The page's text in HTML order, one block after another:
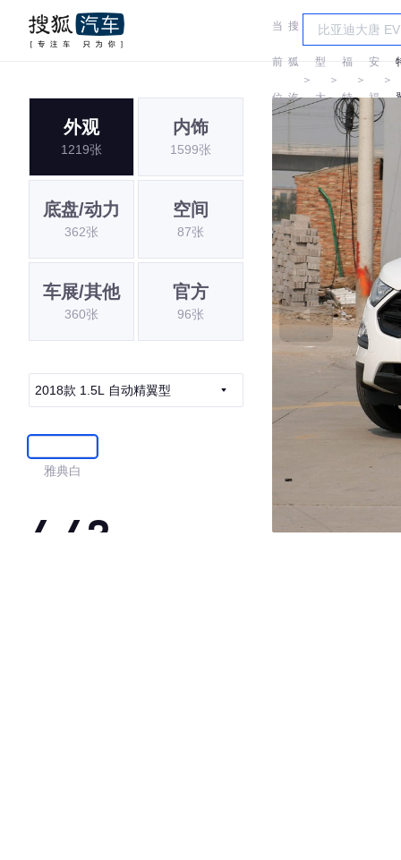
当
前
位
搜
狐
汽
＞
车
型
大
＞
福
特
＞
长
安
福
＞
外观
1219张
内饰
1599张
底盘/动力
362张
空间
87张
车展/其他
360张
官方
96张
2018款 1.5L 自动精翼型
雅典白
4.43